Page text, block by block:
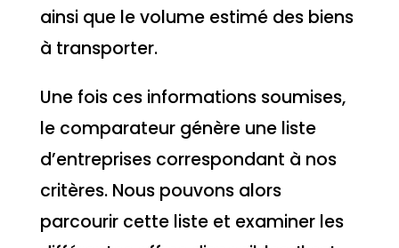
ainsi que le volume estimé des biens
à transporter.
Une fois ces informations soumises,
le comparateur génère une liste
d’entreprises correspondant à nos
critères. Nous pouvons alors
parcourir cette liste et examiner les